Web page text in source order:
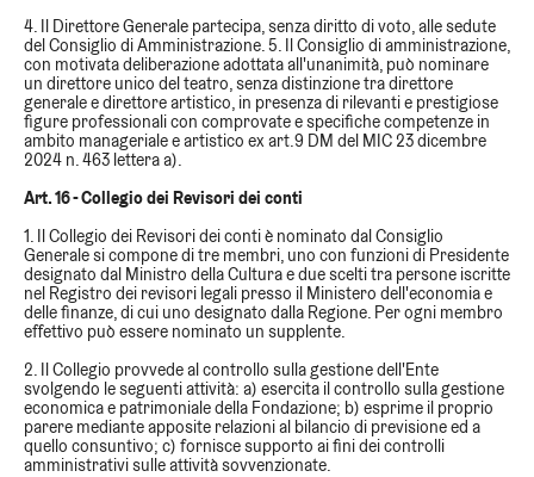
4. Il Direttore Generale partecipa, senza diritto di voto, alle sedute
del Consiglio di Amministrazione. 5. Il Consiglio di amministrazione,
con motivata deliberazione adottata all'unanimità, può nominare
un direttore unico del teatro, senza distinzione tra direttore
generale e direttore artistico, in presenza di rilevanti e prestigiose
figure professionali con comprovate e specifiche competenze in
ambito manageriale e artistico ex art.9 DM del MIC 23 dicembre
2024 n. 463 lettera a).
Art. 16 - Collegio dei Revisori dei conti
1. Il Collegio dei Revisori dei conti è nominato dal Consiglio
Generale si compone di tre membri, uno con funzioni di Presidente
designato dal Ministro della Cultura e due scelti tra persone iscritte
nel Registro dei revisori legali presso il Ministero dell'economia e
delle finanze, di cui uno designato dalla Regione. Per ogni membro
effettivo può essere nominato un supplente.
2. Il Collegio provvede al controllo sulla gestione dell'Ente
svolgendo le seguenti attività: a) esercita il controllo sulla gestione
economica e patrimoniale della Fondazione; b) esprime il proprio
parere mediante apposite relazioni al bilancio di previsione ed a
quello consuntivo; c) fornisce supporto ai fini dei controlli
amministrativi sulle attività sovvenzionate.